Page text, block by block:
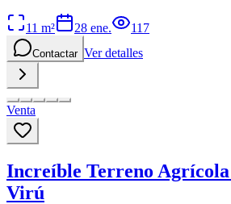
11 m² 28 ene. 117
Contactar Ver detalles
Venta
Increíble Terreno Agrícola
Virú